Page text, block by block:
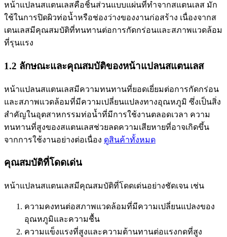
หน้าแปลนสแตนเลสคือชิ้นส่วนแบบแผ่นที่ทำจากสแตนเลส มัก
ใช้ในการปิดผิวท่อน้ำหรือช่องว่างของงานก่อสร้าง เนื่องจากส
เตนเลสมีคุณสมบัติที่ทนทานต่อการกัดกร่อนและสภาพแวดล้อม
ที่รุนแรง
1.2 ลักษณะและคุณสมบัติของหน้าแปลนสแตนเลส
หน้าแปลนสแตนเลสมีความทนทานที่ยอดเยี่ยมต่อการกัดกร่อน
และสภาพแวดล้อมที่มีความเปลี่ยนแปลงทางอุณหภูมิ ซึ่งเป็นสิ่ง
สำคัญในอุตสาหกรรมท่อน้ำที่มีการใช้งานตลอดเวลา ความ
ทนทานที่สูงของสแตนเลสช่วยลดความเสียหายที่อาจเกิดขึ้น
จากการใช้งานอย่างต่อเนื่อง ดูสินค้าทั้งหมด
คุณสมบัติที่โดดเด่น
หน้าแปลนสแตนเลสมีคุณสมบัติที่โดดเด่นอย่างชัดเจน เช่น
ความคงทนต่อสภาพแวดล้อมที่มีความเปลี่ยนแปลงของ
อุณหภูมิและความชื้น
ความแข็งแรงที่สูงและความต้านทานต่อแรงกดที่สูง